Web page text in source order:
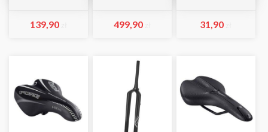
139,90 499,90 31,90